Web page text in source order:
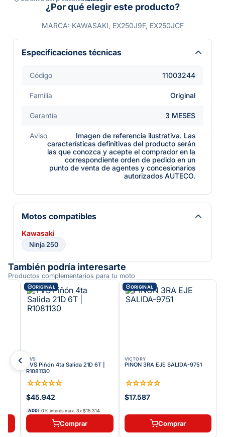
¿Por qué elegir este producto?
MARCA: KAWASAKI, EX250J9F, EX250JCF
Especificaciones técnicas
Código 11003244
Familia Original
Garantía 3 MESES
Aviso
Imagen de referencia ilustrativa. Las
características definitivas del producto serán
las que conozca y acepte el comprador en la
correspondiente orden de pedido en un
punto de venta de agentes y concesionarios
autorizados AUTECO.
Motos compatibles
Kawasaki
Ninja 250
También podría interesarte
Productos complementarios para tu moto
ORIGINAL
TVS
TVS Piñón 4ta Salida 21D 6T |
R1081130
☆☆☆☆☆
$45.942
ADDI 0% interés max.3x$15.314
Comprar
ORIGINAL
VICTORY
PIÑON 3RA EJE SALIDA-9751
☆☆☆☆☆
$17.587
Comprar